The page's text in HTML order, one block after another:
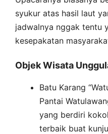
syukur atas hasil laut
jadwalnya nggak tentu
kesepakatan
Objek Wisata
Batu Karang
Pantai
yang berdiri
terbaik buat